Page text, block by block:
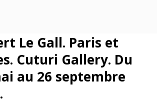
Le Gall. Paris et
Cuturi Gallery. Du
au 26 septembre